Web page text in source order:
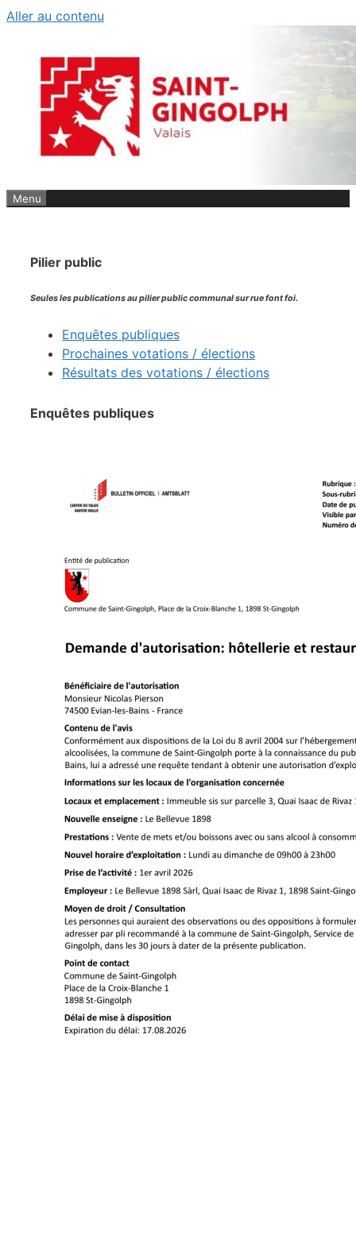
Aller au contenu
Menu
Pilier public
Seules les publications au pilier public communal sur rue font foi.
Enquêtes publiques
Prochaines votations / élections
Résultats des votations / élections
Enquêtes publiques